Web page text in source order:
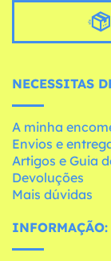
NECESSITAS
A minha
Envios e
Artigos e Guia
Devoluções
Mais dúvidas
INFORMAÇÃO: